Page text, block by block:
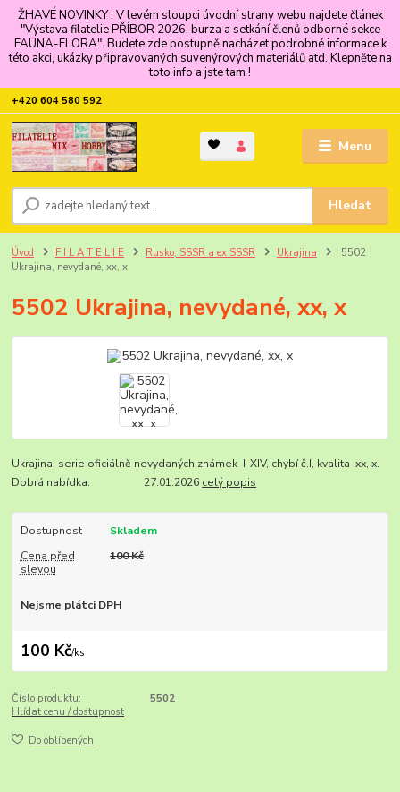
ŽHAVÉ NOVINKY : V levém sloupci úvodní strany webu najdete článek
"Výstava filatelie PŘÍBOR 2026, burza a setkání členů odborné sekce
FAUNA-FLORA". Budete zde postupně nacházet podrobné informace k
této akci, ukázky připravovaných suvenýrových materiálů atd. Klepněte na
toto info a jste tam !
Menu
Hledat
+420 604 580 592
Úvod F I L A T E L I E Rusko, SSSR a ex SSSR Ukrajina
5502
Ukrajina, nevydané, xx, x
5502 Ukrajina, nevydané, xx, x
Ukrajina, serie oficiálně nevydaných známek I-XIV, chybí č.I, kvalita xx, x.
Dobrá nabídka. 27.01.2026 celý popis
Dostupnost
Skladem
Cena před
slevou
100 Kč
Nejsme plátci DPH
100 Kč/ks
Číslo produktu:
5502
Hlídat cenu / dostupnost
Do oblíbených